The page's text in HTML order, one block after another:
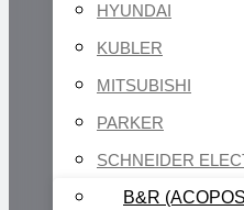
HYUNDAI
KUBLER
MITSUBISHI
PARKER
SCHNEIDER
B&R